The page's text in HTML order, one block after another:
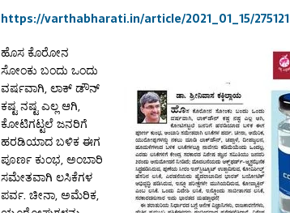
https://varthabharati.in/article/2021_01_15/275121
ಹೊಸ ಕೊರೋನ
ಸೋಂಕು ಬಂದು ಒಂದು
ವರ್ಷವಾಗಿ, ಲಾಕ್ ಡೌನ್
ಕಷ್ಟ ನಷ್ಟ ಎಲ್ಲ ಆಗಿ,
ಕೋಟಿಗಟ್ಟಲೆ ಜನರಿಗೆ
ಹರಡಿಯಾದ ಬಳಿಕ ಈಗ
ಪೂರ್ಣ ಕುಂಭ, ಅಂಬಾರಿ
ಸಮೇತವಾಗಿ ಲಸಿಕೆಗಳ
ಪರ್ವ. ಚೀನಾ, ಅಮೆರಿಕ,